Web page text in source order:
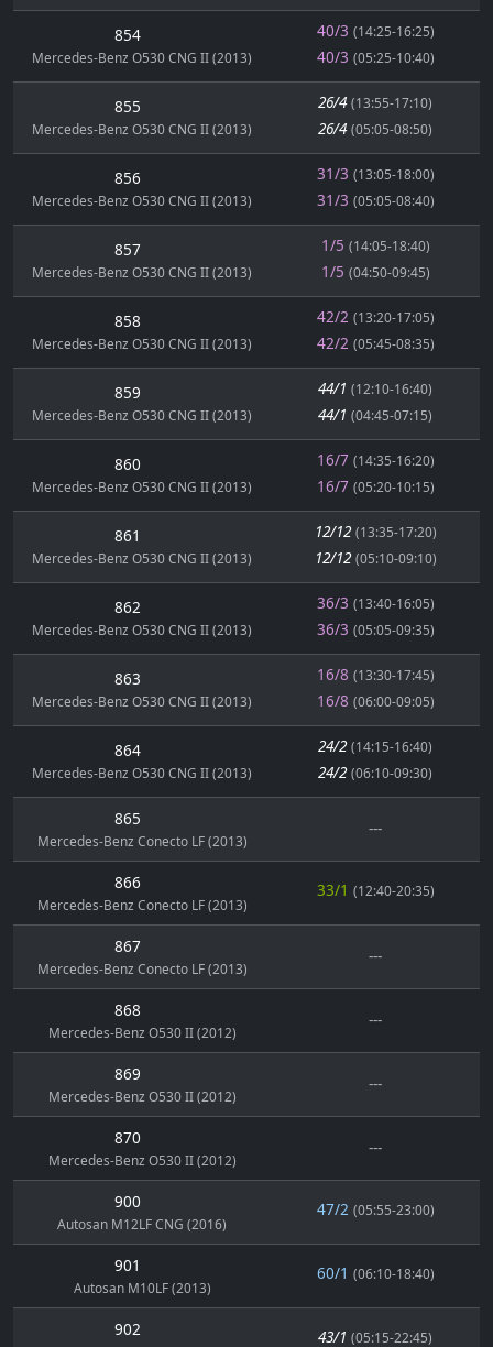
854
Mercedes-Benz O530 CNG II (2013)
40/3 (14:25-16:25)
40/3 (05:25-10:40)
855
Mercedes-Benz O530 CNG II (2013)
26/4 (13:55-17:10)
26/4 (05:05-08:50)
856
Mercedes-Benz O530 CNG II (2013)
31/3 (13:05-18:00)
31/3 (05:05-08:40)
857
Mercedes-Benz O530 CNG II (2013)
1/5 (14:05-18:40)
1/5 (04:50-09:45)
858
Mercedes-Benz O530 CNG II (2013)
42/2 (13:20-17:05)
42/2 (05:45-08:35)
859
Mercedes-Benz O530 CNG II (2013)
44/1 (12:10-16:40)
44/1 (04:45-07:15)
860
Mercedes-Benz O530 CNG II (2013)
16/7 (14:35-16:20)
16/7 (05:20-10:15)
861
Mercedes-Benz O530 CNG II (2013)
12/12 (13:35-17:20)
12/12 (05:10-09:10)
862
Mercedes-Benz O530 CNG II (2013)
36/3 (13:40-16:05)
36/3 (05:05-09:35)
863
Mercedes-Benz O530 CNG II (2013)
16/8 (13:30-17:45)
16/8 (06:00-09:05)
864
Mercedes-Benz O530 CNG II (2013)
24/2 (14:15-16:40)
24/2 (06:10-09:30)
865
Mercedes-Benz Conecto LF (2013)
---
866
Mercedes-Benz Conecto LF (2013)
33/1 (12:40-20:35)
867
Mercedes-Benz Conecto LF (2013)
---
868
Mercedes-Benz O530 II (2012)
---
869
Mercedes-Benz O530 II (2012)
---
870
Mercedes-Benz O530 II (2012)
---
900
Autosan M12LF CNG (2016)
47/2 (05:55-23:00)
901
Autosan M10LF (2013)
60/1 (06:10-18:40)
902 43/1 (05:15-22:45)